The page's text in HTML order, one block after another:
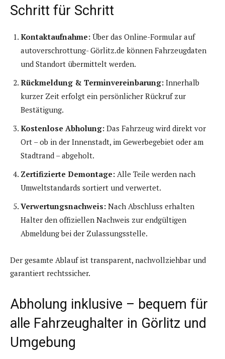
Schritt für Schritt
Kontaktaufnahme: Über das Online-Formular auf
autoverschrottung- Görlitz.de können Fahrzeugdaten
und Standort übermittelt werden.
Rückmeldung & Terminvereinbarung: Innerhalb
kurzer Zeit erfolgt ein persönlicher Rückruf zur
Bestätigung.
Kostenlose Abholung: Das Fahrzeug wird direkt vor
Ort – ob in der Innenstadt, im Gewerbegebiet oder am
Stadtrand – abgeholt.
Zertifizierte Demontage: Alle Teile werden nach
Umweltstandards sortiert und verwertet.
Verwertungsnachweis: Nach Abschluss erhalten
Halter den offiziellen Nachweis zur endgültigen
Abmeldung bei der Zulassungsstelle.
Der gesamte Ablauf ist transparent, nachvollziehbar und
garantiert rechtssicher.
Abholung inklusive – bequem für
alle Fahrzeughalter in Görlitz und
Umgebung